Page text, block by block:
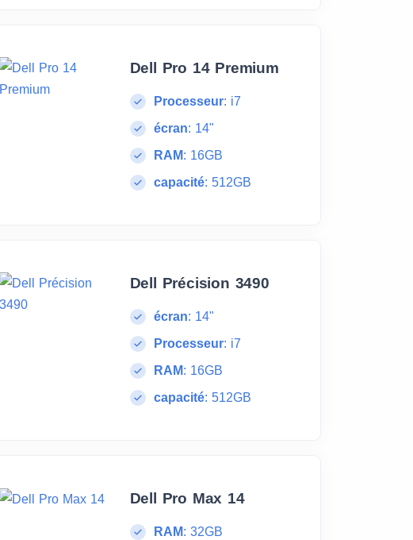
Dell Pro 14 Premium
Processeur: i7
écran: 14"
RAM: 16GB
capacité: 512GB
Dell Précision 3490
écran: 14"
Processeur: i7
RAM: 16GB
capacité: 512GB
Dell Pro Max 14
RAM: 32GB